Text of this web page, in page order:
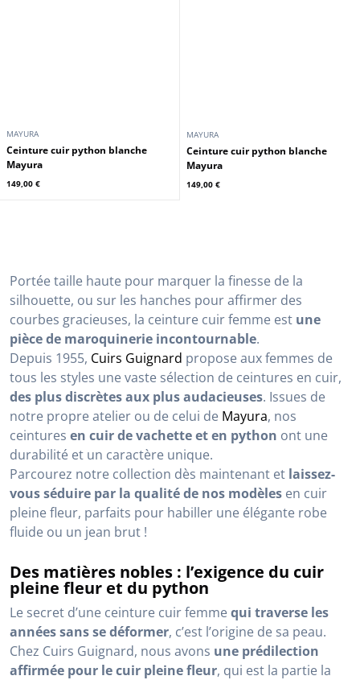
Portée taille haute pour marquer la finesse de la
silhouette, ou sur les hanches pour affirmer des
courbes gracieuses, la ceinture cuir femme est une
pièce de maroquinerie incontournable.
Depuis 1955, Cuirs Guignard propose aux femmes de
tous les styles une vaste sélection de ceintures en cuir,
des plus discrètes aux plus audacieuses. Issues de
notre propre atelier ou de celui de Mayura, nos
ceintures en cuir de vachette et en python ont une
durabilité et un caractère unique.
Parcourez notre collection dès maintenant et laissez-
vous séduire par la qualité de nos modèles en cuir
pleine fleur, parfaits pour habiller une élégante robe
fluide ou un jean brut !
Des matières nobles : l’exigence du cuir
pleine fleur et du python
Le secret d’une ceinture cuir femmequi traverse les
années sans se déformer, c’est l’origine de sa peau.
Chez Cuirs Guignard, nous avons une prédilection
affirmée pour le cuir pleine fleur, qui est la partie la
MAYURA
Ceinture cuir python blanche
Mayura
149,00 €
MAYURA
Ceinture cuir python blanche
Mayura
149,00 €